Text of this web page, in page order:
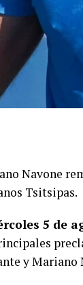
Navone
Tsitsipas.
5 de
y